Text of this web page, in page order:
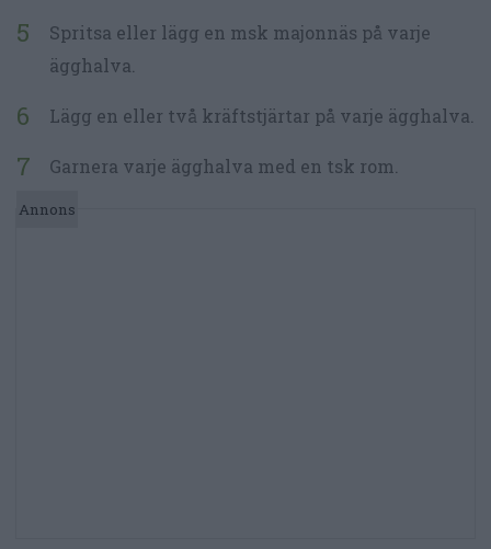
Spritsa eller lägg en msk majonnäs på varje
ägghalva.
Lägg en eller två kräftstjärtar på varje ägghalva.
Garnera varje ägghalva med en tsk rom.